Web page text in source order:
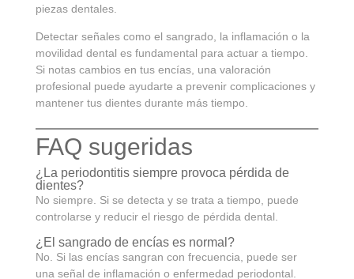
piezas dentales.
Detectar señales como el sangrado, la inflamación o la
movilidad dental es fundamental para actuar a tiempo.
Si notas cambios en tus encías, una valoración
profesional puede ayudarte a prevenir complicaciones y
mantener tus dientes durante más tiempo.
FAQ sugeridas
¿La periodontitis siempre provoca pérdida de
dientes?
No siempre. Si se detecta y se trata a tiempo, puede
controlarse y reducir el riesgo de pérdida dental.
¿El sangrado de encías es normal?
No. Si las encías sangran con frecuencia, puede ser
una señal de inflamación o enfermedad periodontal.